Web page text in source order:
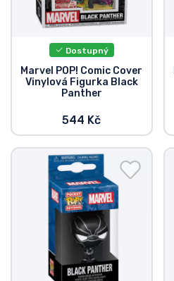
Dostupný
Marvel POP! Comic Cover
Vinylová Figurka Black
Panther
544 Kč